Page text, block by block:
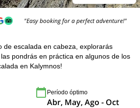
"Easy booking for a perfect adventure!"
de escalada en cabeza, explorarás
pondrás en práctica en algunos de los
en Kalymnos!
Período óptimo
Abr, May, Ago - Oct